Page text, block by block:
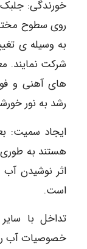
خورندگی:
روی سطوح
به وسیله ی
شرکت نمایند.
های آهنی و
رشد به نور
ایجاد سمیت:
هستند به
اثر نوشیدن
است.
تداخل با
خصوصیات آب را